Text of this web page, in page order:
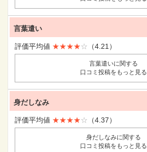
言葉遣い
評価平均値 ★★★★☆ （4.21）
言葉遣いに関する
口コミ投稿をもっと見る
身だしなみ
評価平均値 ★★★★☆ （4.37）
身だしなみに関する
口コミ投稿をもっと見る